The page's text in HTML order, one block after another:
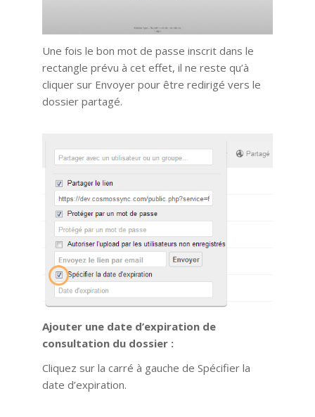
Une fois le bon mot de passe inscrit dans le
rectangle prévu à cet effet, il ne reste qu’à
cliquer sur Envoyer pour être redirigé vers le
dossier partagé.
Ajouter une date d’expiration de
consultation du dossier :
Cliquez sur la carré à gauche de Spécifier la
date d’expiration.